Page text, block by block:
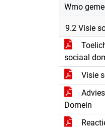
Wmo
9.2 Visie
sociaal
Visie
Domein